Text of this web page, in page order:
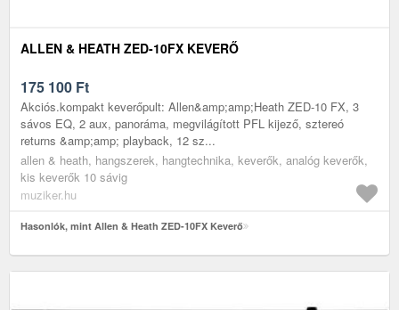
ALLEN & HEATH ZED-10FX KEVERŐ
175 100 Ft
Akciós.kompakt keverőpult: Allen&amp;amp;Heath ZED-10 FX, 3
sávos EQ, 2 aux, panoráma, megvilágított PFL kijező, sztereó
returns &amp;amp; playback, 12 sz...
allen & heath, hangszerek, hangtechnika, keverők, analóg keverők,
kis keverők 10 sávig
muziker.hu
Hasonlók, mint Allen & Heath ZED-10FX Keverő